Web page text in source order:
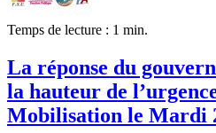
Temps de lecture : 1 min.
La réponse du
la hauteur de
Mobilisation le Mardi